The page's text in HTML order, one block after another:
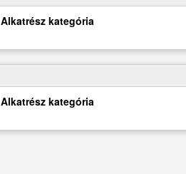
Alkatrész kategória
Alkatrész kategória